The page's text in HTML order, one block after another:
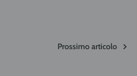
Prossimo articolo